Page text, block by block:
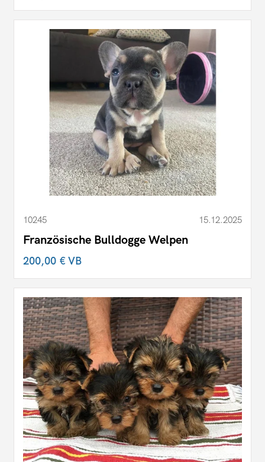
10245 15.12.2025
Französische Bulldogge Welpen
200,00 €VB